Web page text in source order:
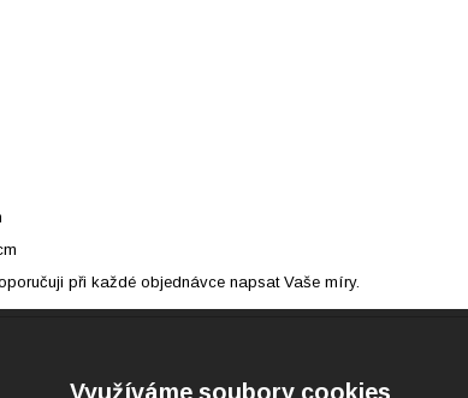
při každé objednávce napsat Vaše míry.
Využíváme soubory cookies